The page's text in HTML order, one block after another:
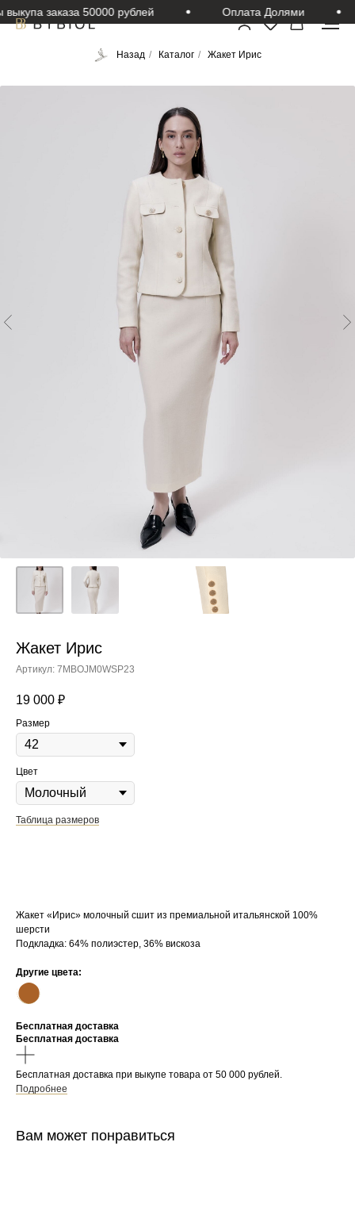
заказа 50000 рублей Оплата Долями
Назад / Каталог / Жакет Ирис
Жакет Ирис
Артикул: 7MBOJM0WSP23
19 000 ₽
Размер
Цвет
Таблица размеров
Жакет «Ирис» молочный сшит из премиальной итальянской 100%
шерсти
Подкладка: 64% полиэстер, 36% вискоза
Другие цвета:
⬤
Бесплатная доставка
Бесплатная доставка
Бесплатная доставка при выкупе товара от 50 000 рублей.
Подробнее
Вам может понравиться